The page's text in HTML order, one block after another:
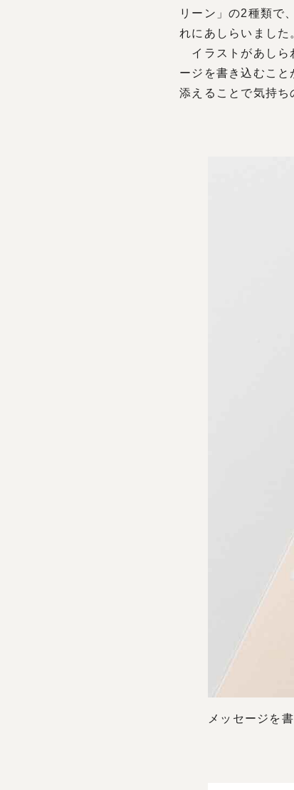
リーン」の2種類で
れにあしらいまし
イラストがあしら
ージを書き込むこ
添えることで気持ち
メッセージを